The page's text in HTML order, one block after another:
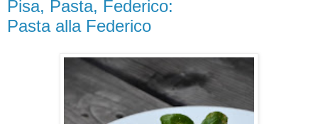
Pisa, Pasta, Federico:
Pasta alla Federico